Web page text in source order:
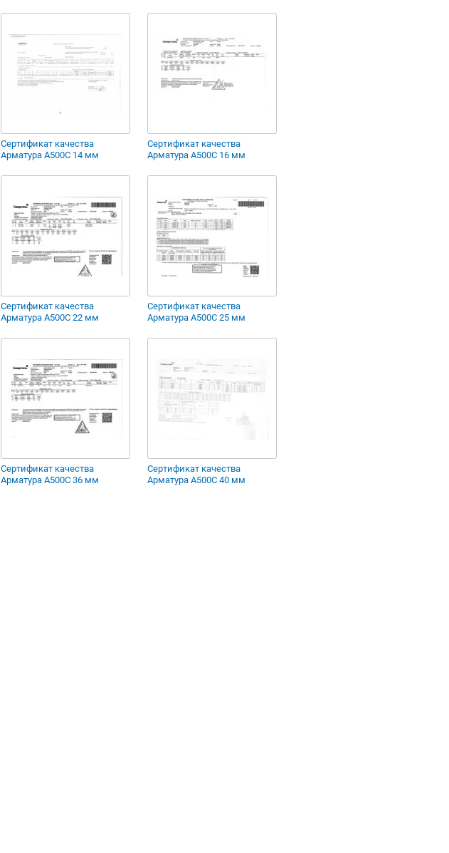
Сертификат качества
Арматура А500С 14 мм
Сертификат качества
Арматура А500С 16 мм
Сертификат качества
Арматура А500С 22 мм
Сертификат качества
Арматура А500С 25 мм
Сертификат качества
Арматура А500С 36 мм
Сертификат качества
Арматура А500С 40 мм